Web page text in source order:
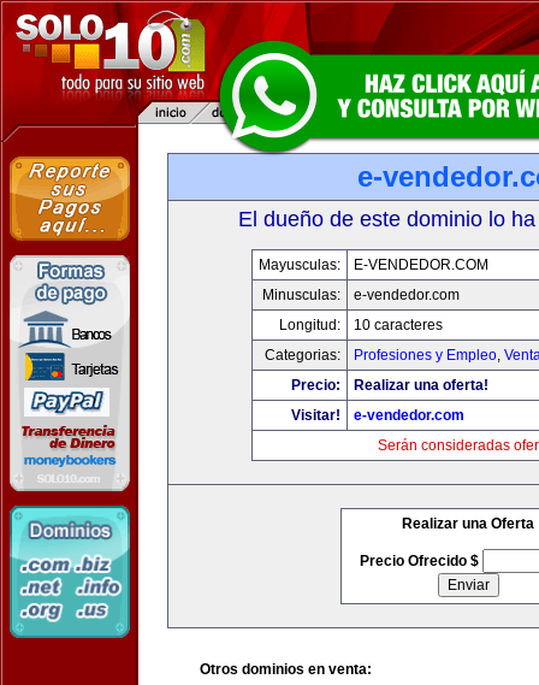
e-
El dueño de este dominio lo
Mayusculas:
E-VENDEDOR.COM
Minusculas:
e-vendedor.com
Longitud:
10 caracteres
Categorias:
Profesiones y Empleo,
Precio:
Realizar una oferta!
Visitar!
e-vendedor.com
Serán consideradas
Realizar una Oferta
Precio Ofrecido $
Otros dominios en venta: